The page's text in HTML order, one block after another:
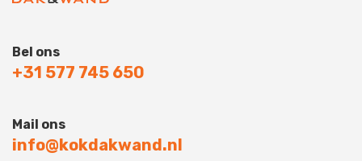
Bel ons
+31 577 745 650
Mail ons
info@kokdakwand.nl